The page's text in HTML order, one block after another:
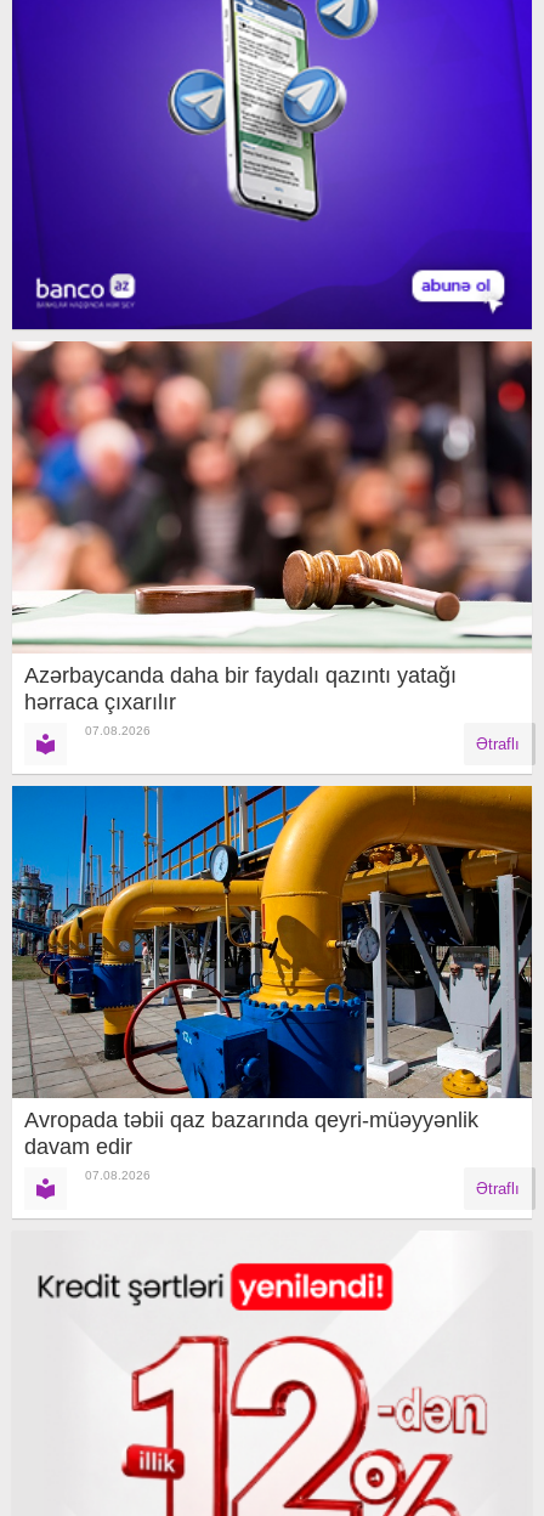
Azərbaycanda daha bir faydalı qazıntı yatağı
hərraca çıxarılır
07.08.2026
Ətraflı
Avropada təbii qaz bazarında qeyri-müəyyənlik
davam edir
07.08.2026
Ətraflı